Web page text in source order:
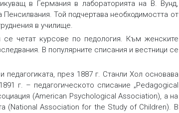
в Германия в лабораторията на В. Вунд,
Той подчертава необходимостта от
в училище.
четат курсове по педология. Към женските
В популярните списания и вестници се
през 1887 г. Станли Хол основава
г. – педагогическото списание „Pedagogical
(American Psychological Association), а на
(National Association for the Study of Children). В